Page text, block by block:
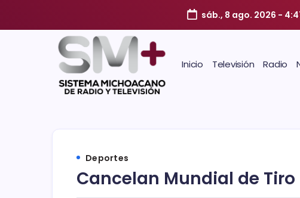
sáb., 8 ago. 2026 -
Inicio Televisión Radio
Deportes
Cancelan Mundial de